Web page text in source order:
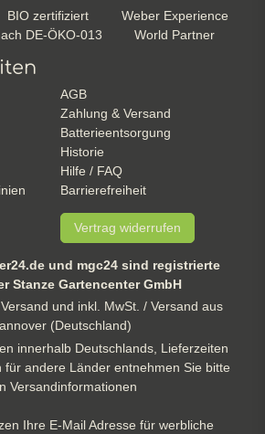
BIO zertifiziert
DE-ÖKO-013
Weber Experience
World Partner
AGB
Zahlung & Versand
Batterieentsorgung
Historie
Hilfe / FAQ
Barrierefreiheit
Vertrag widerrufen
und mgc24 sind registrierte
Stanze Gartencenter GmbH
und inkl. MwSt. / Versand aus
(Deutschland)
innerhalb Deutschlands, Lieferzeiten
für andere Länder entnehmen Sie bitte
Versandinformationen
Ihre E-Mail Adresse für werbliche